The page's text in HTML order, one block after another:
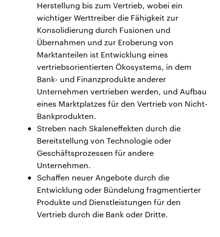
Herstellung bis zum Vertrieb, wobei ein
wichtiger Werttreiber die Fähigkeit zur
Konsolidierung durch Fusionen und
Übernahmen und zur Eroberung von
Marktanteilen ist Entwicklung eines
vertriebsorientierten Ökosystems, in dem
Bank- und Finanzprodukte anderer
Unternehmen vertrieben werden, und Aufbau
eines Marktplatzes für den Vertrieb von Nicht-
Bankprodukten.
Streben nach Skaleneffekten durch die
Bereitstellung von Technologie oder
Geschäftsprozessen für andere
Unternehmen.
Schaffen neuer Angebote durch die
Entwicklung oder Bündelung fragmentierter
Produkte und Dienstleistungen für den
Vertrieb durch die Bank oder Dritte.